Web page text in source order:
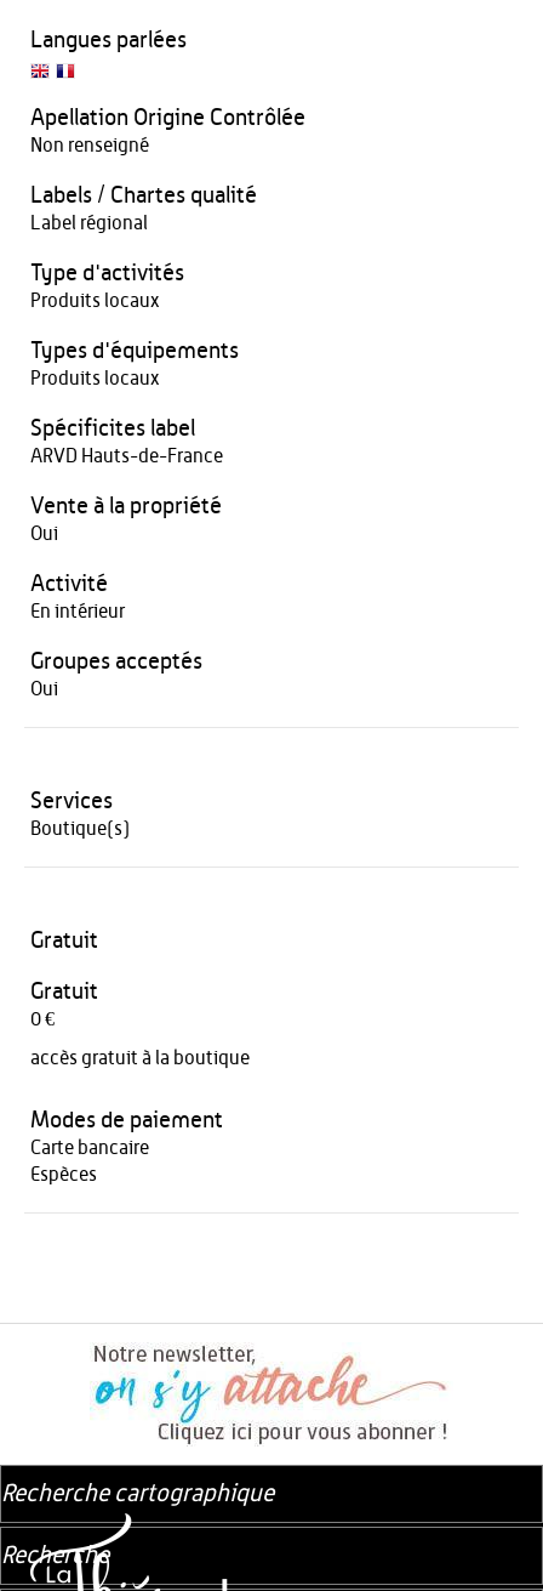
Langues parlées
Apellation Origine Contrôlée
Non renseigné
Labels / Chartes qualité
Label régional
Type d'activités
Produits locaux
Types d'équipements
Produits locaux
Spécificites label
ARVD Hauts-de-France
Vente à la propriété
Oui
Activité
En intérieur
Groupes acceptés
Oui
Services
Boutique(s)
Gratuit
Gratuit
0 €
accès gratuit à la boutique
Modes de paiement
Carte bancaire
Espèces
Recherche cartographique
Recherche